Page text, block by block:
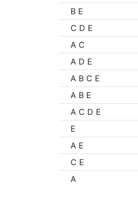
B E
C D E
A C
A D E
A B C E
A B E
A C D E
E
A E
C E
A